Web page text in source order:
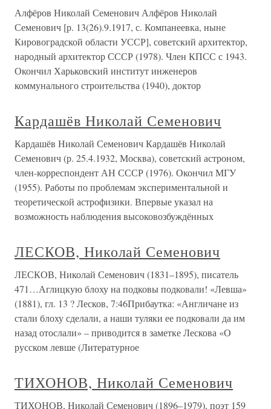
Алфёров Николай Семенович Алфёров Николай
Семенович [р. 13(26).9.1917, с. Компанеевка, ныне
Кировоградской области УССР], советский архитектор,
народный архитектор СССР (1978). Член КПСС с 1943.
Окончил Харьковский институт инженеров
коммунального строительства (1940), доктор
Кардашёв Николай Семенович
Кардашёв Николай Семенович Кардашёв Николай
Семенович (р. 25.4.1932, Москва), советский астроном,
член-корреспондент АН СССР (1976). Окончил МГУ
(1955). Работы по проблемам экспериментальной и
теоретической астрофизики. Впервые указал на
возможность наблюдения высоковозбуждённых
ЛЕСКОВ, Николай Семенович
ЛЕСКОВ, Николай Семенович (1831–1895), писатель
471…Аглицкую блоху на подковы подковали! «Левша»
(1881), гл. 13 ? Лесков, 7:46Прибаутка: «Англичане из
стали блоху сделали, а наши туляки ее подковали да им
назад отослали» – приводится в заметке Лескова «О
русском левше (Литературное
ТИХОНОВ, Николай Семенович
ТИХОНОВ, Николай Семенович (1896–1979), поэт 159